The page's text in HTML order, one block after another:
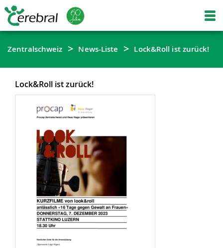
Zentralschweiz News-Liste Lock&Roll ist zurück!
Lock&Roll ist zurück!